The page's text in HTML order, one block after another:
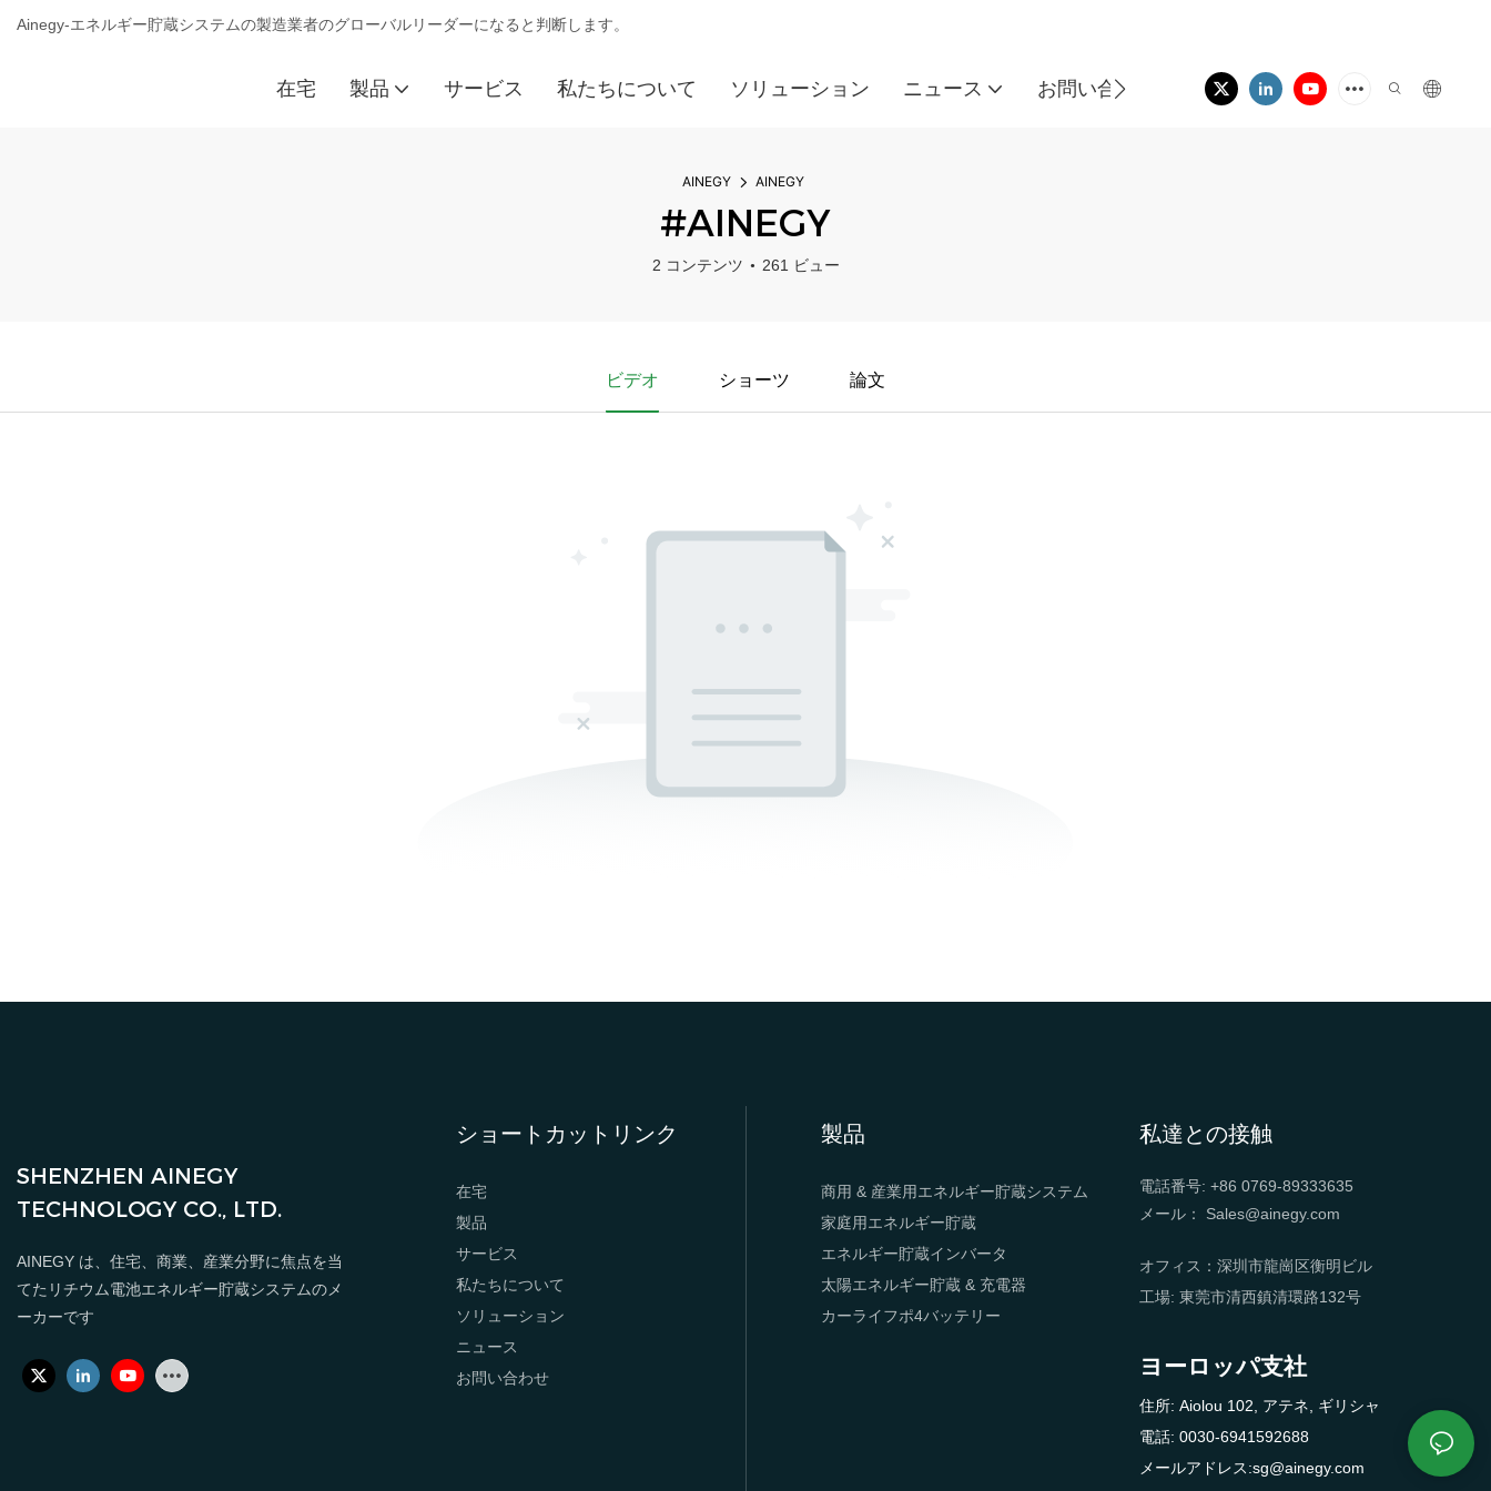
Ainegy-エネルギー貯蔵システムの製造業者のグローバルリーダーになると判断します。
在宅 製品 サービス 私たちについて ソリューション ニュース お問い合わせ
AINEGY AINEGY
#AINEGY
2 コンテンツ 261 ビュー
ビデオ ショーツ 論文
SHENZHEN AINEGY
TECHNOLOGY CO., LTD.
AINEGY は、住宅、商業、産業分野に焦点を当
てたリチウム電池エネルギー貯蔵システムのメ
ーカーです
ショートカットリンク
在宅
製品
サービス
私たちについて
ソリューション
ニュース
お問い合わせ
製品
商用 & 産業用エネルギー貯蔵システム
家庭用エネルギー貯蔵
エネルギー貯蔵インバータ
太陽エネルギー貯蔵 & 充電器
カーライフポ4バッテリー
私達との接触
電話番号: +86 0769-89333635
メール： Sales@ainegy.com
オフィス：深圳市龍崗区衡明ビル
工場: 東莞市清西鎮清環路132号
ヨーロッパ支社
住所: Aiolou 102, アテネ, ギリシャ
電話: 0030-6941592688
メールアドレス:sg@ainegy.com